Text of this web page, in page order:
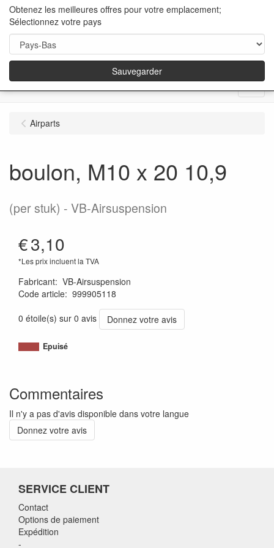
Menu
Airparts
boulon, M10 x 20 10,9
(per stuk) VB-Airsuspension
€3,10
*Les prix incluent la TVA
Fabricant: VB-Airsuspension
Code article: 999905118
0 étoile(s) sur 0 avis
Donnez votre avis
Epuisé
Commentaires
Il n'y a pas d'avis disponible dans votre langue
Donnez votre avis
SERVICE CLIENT
Contact
Options de paiement
Expédition
-
Obtenez les meilleures offres pour votre emplacement;
Sélectionnez votre pays
Sauvegarder